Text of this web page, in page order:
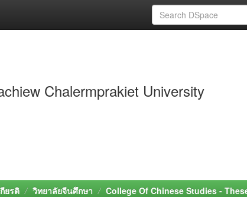
Chalermprakiet University
ยรติ วิทยาลัยจีนศึกษา College Of Chinese Studies -